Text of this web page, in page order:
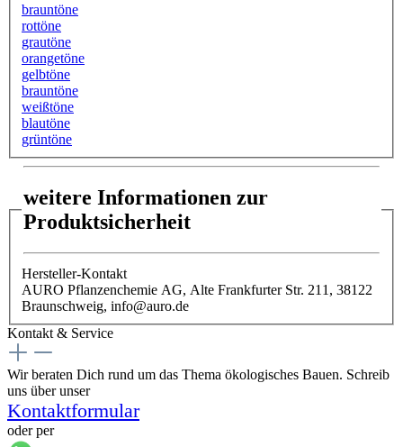
brauntöne
rottöne
grautöne
orangetöne
gelbtöne
brauntöne
weißtöne
blautöne
grüntöne
weitere Informationen zur
Produktsicherheit
Hersteller-Kontakt
AURO Pflanzenchemie AG, Alte Frankfurter Str. 211, 38122
Braunschweig, info@auro.de
Kontakt & Service
Wir beraten Dich rund um das Thema ökologisches Bauen. Schreib
uns über unser
Kontaktformular
oder per